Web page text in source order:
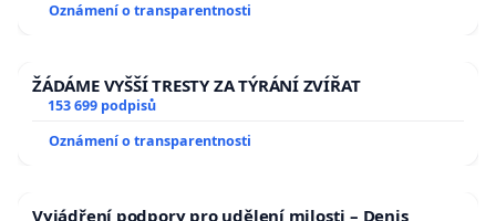
Oznámení o transparentnosti
ŽÁDÁME VYŠŠÍ TRESTY ZA TÝRÁNÍ ZVÍŘAT
153 699 podpisů
Oznámení o transparentnosti
Vyjádření podpory pro udělení milosti – Denis